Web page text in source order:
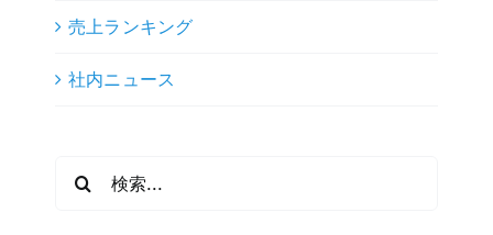
売上ランキング
社内ニュース